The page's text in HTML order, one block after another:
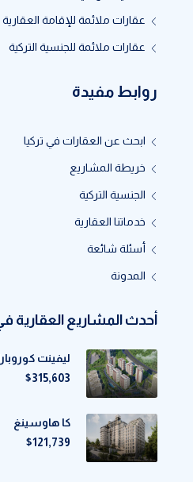
عقارات ملائمة للإقامة العقارية
عقارات ملائمة للجنسية التركية
روابط مفيدة
ابحث عن العقارات في تركيا
خريطة المشاريع
الجنسية التركية
خدماتنا العقارية
أسئلة شائعة
المدونة
أحدث المشاريع العقارية
ليفينت
$315,603
كا هاوسينغ
$121,739